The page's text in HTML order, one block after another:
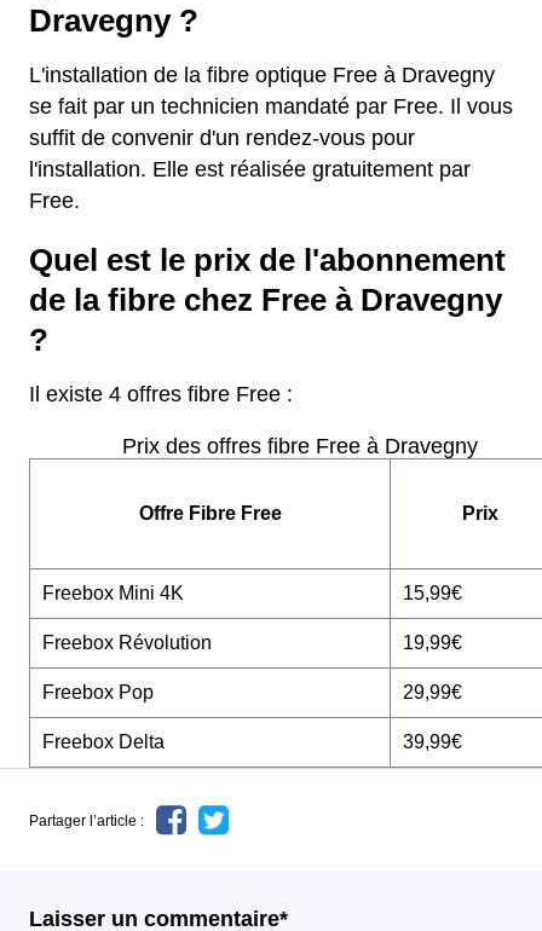
Dravegny ?
L'installation de la fibre optique Free à Dravegny
se fait par un technicien mandaté par Free. Il vous
suffit de convenir d'un rendez-vous pour
l'installation. Elle est réalisée gratuitement par
Free.
Quel est le prix de l'abonnement
de la fibre chez Free à Dravegny
?
Il existe 4 offres fibre Free :
Prix des offres fibre Free à Dravegny
Offre Fibre Free Prix
Freebox Mini 4K 15,99€
Freebox Révolution 19,99€
Freebox Pop 29,99€
Freebox Delta 39,99€
Partager l’article :
Laisser un commentaire*